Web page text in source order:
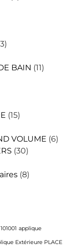
BAIN (11)
(15)
VOLUME (6)
(30)
(8)
applique
Extérieure PLACE